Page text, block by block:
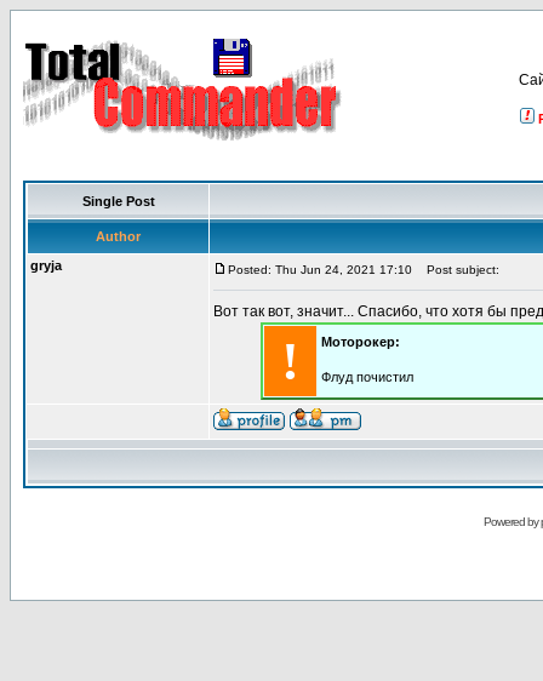
Single Post
Author
gryja
Posted: Thu Jun 24, 2021 17:10 Post subject:
Вот так вот, значит... Спасибо, что хотя бы
! Моторокер:
Флуд почистил
Powered by